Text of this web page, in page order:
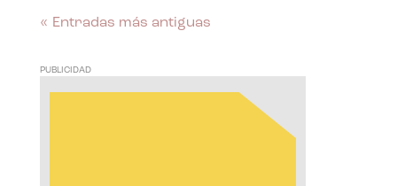
« Entradas más antiguas
PUBLICIDAD